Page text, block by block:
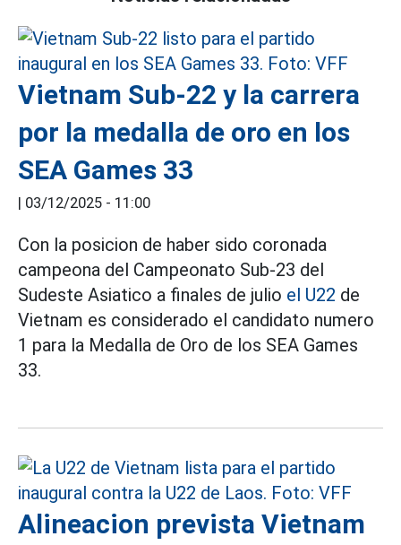
Vietnam Sub-22 y la carrera
por la medalla de oro en los
SEA Games 33
| 03/12/2025 - 11:00
Con la posicion de haber sido coronada
campeona del Campeonato Sub-23 del
Sudeste Asiatico a finales de julio el U22 de
Vietnam es considerado el candidato numero
1 para la Medalla de Oro de los SEA Games
33.
Alineacion prevista Vietnam